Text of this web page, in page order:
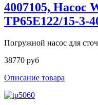
4007105, Насос
TP65E122/15-3-
Погружной насос для
38770 руб
Описание товара